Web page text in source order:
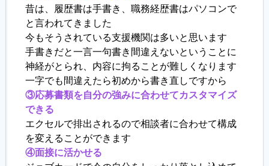
昔は、履歴書は手書き、職務経歴書はパソコンで
と言われてきました
今もそうされている支援機関は多いと思います
手書きだと一言一句書き間違えないということに
神経がとられ、内容に拘ることが難しくなります
一字でも間違えたら初めから書き直しですから
③応募書類を自分の強みに合わせてカスタマイズ
できる
エクセルで排出されるので相談者に合わせて構成
を変えることができます
④面接に活かせる